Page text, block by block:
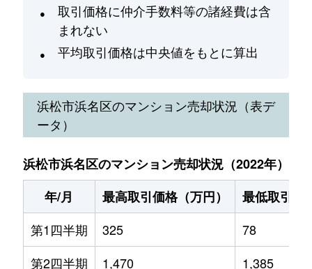
取引価格に仲介手数料等の諸経費は含
まれない
平均取引価格は中央値をもとに算出
浜松市浜名区のマンション売却状況（表デ
ータ）
浜松市浜名区のマンション売却状況（2022年）
年/月
最高取引価格（万円）
最低取引価
第1四半期
325
78
第2四半期
1,470 1,385